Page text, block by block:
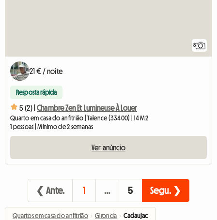
8
21 € / noite
Resposta rápida
5 (2) | Chambre Zen Et Lumineuse À Louer
Quarto em casa do anfitrião | Talence (33400) | 14 M2
1 pessoas | Mínimo de 2 semanas
Ver anúncio
❮ Ante. 1 … 5 Segu. ❯
Quartos em casa do anfitrião › Gironda › Cadaujac